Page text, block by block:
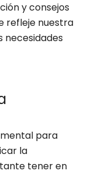
y consejos
refleje nuestra
necesidades
para
la
tener en